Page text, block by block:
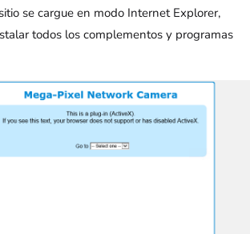
se cargue en modo Internet Explorer,
todos los complementos y programas